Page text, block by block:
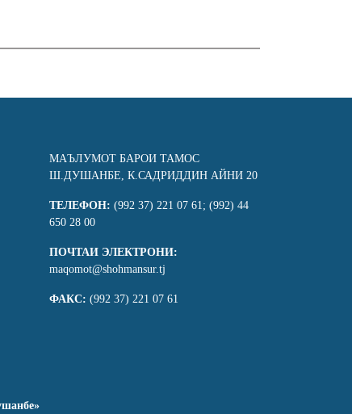
МАЪЛУМОТ БАРОИ ТАМОС
Ш.ДУШАНБЕ, К.САДРИДДИН АЙНИ 20
ТЕЛЕФОН: (992 37) 221 07 61; (992) 44
650 28 00
ПОЧТАИ ЭЛЕКТРОНИ:
maqomot@shohmansur.tj
ФАКС: (992 37) 221 07 61